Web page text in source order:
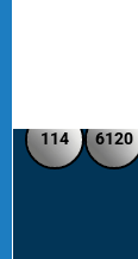
114 6120